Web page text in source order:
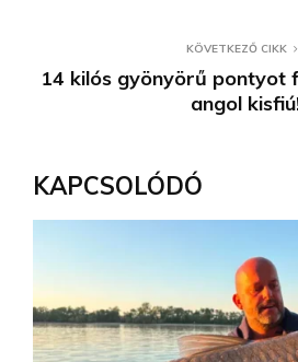
KÖVETKEZŐ CIKK
14 kilós gyönyörű pontyot
angol
KAPCSOLÓDÓ